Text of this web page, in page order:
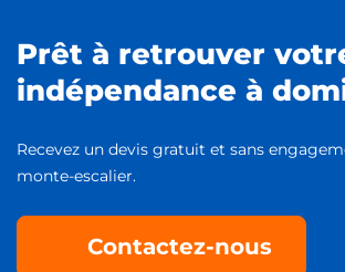
Prêt à retrouver
indépendance à
Recevez un devis gratuit et sans
monte-escalier.
Contactez-nous